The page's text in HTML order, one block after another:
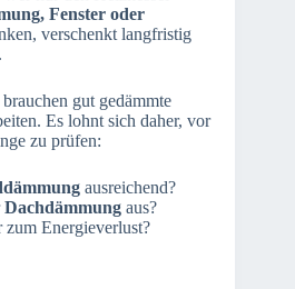
Fenster oder
verschenkt langfristig
gut gedämmte
Es lohnt sich daher, vor
zu prüfen:
ausreichend?
Dachdämmung aus?
zum Energieverlust?